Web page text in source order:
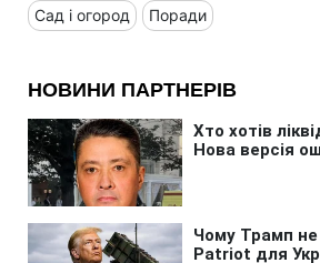
Сад і огород Поради